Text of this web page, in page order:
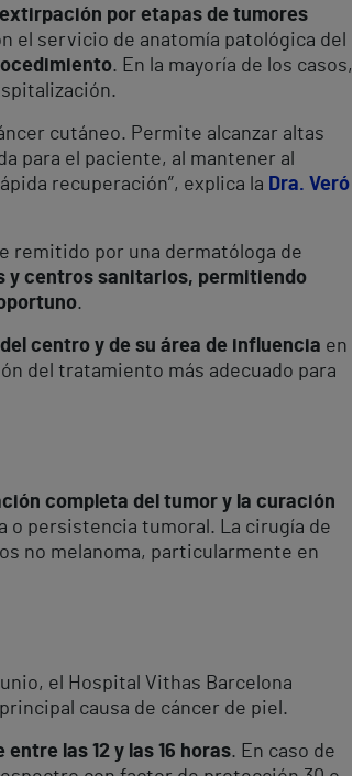
por etapas de tumores
el servicio de anatomía patológica del
. En la mayoría de los casos,
cutáneo. Permite alcanzar altas
para el paciente, al mantener al
recuperación”, explica la Dra. Veró
remitido por una dermatóloga de
y centros sanitarios, permitiendo
.
centro y de su área de influencia en
del tratamiento más adecuado para
completa del tumor y la curación
persistencia tumoral. La cirugía de
no melanoma, particularmente en
el Hospital Vithas Barcelona
causa de cáncer de piel.
las 12 y las 16 horas. En caso de